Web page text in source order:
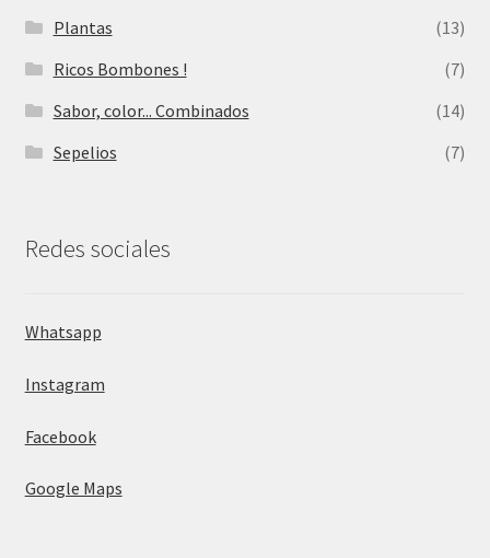
Plantas
(13)
Ricos Bombones !
(7)
Sabor, color... Combinados
(14)
Sepelios
(7)
Redes sociales
Whatsapp
Instagram
Facebook
Google Maps